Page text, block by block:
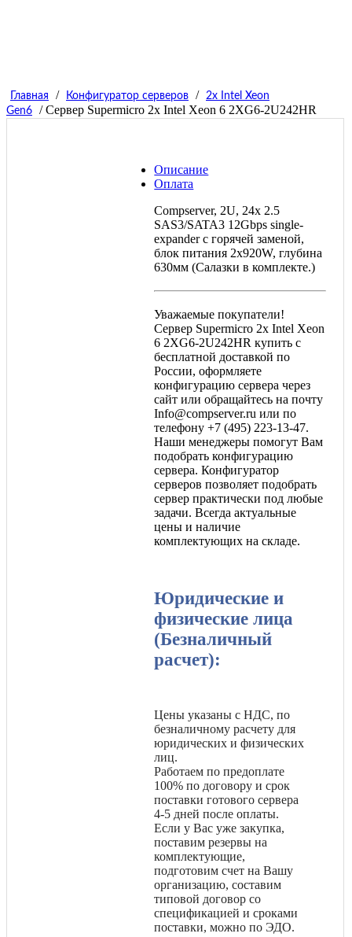
Главная / Конфигуратор серверов /
2x Intel Xeon
Gen6
/ Сервер Supermicro 2x Intel Xeon 6 2XG6-2U242HR
Описание
Оплата
Compserver, 2U, 24x 2.5
SAS3/SATA3 12Gbps single-
expander с горячей заменой,
блок питания 2x920W, глубина
630мм (Салазки в комплекте.)
Уважаемые покупатели!
Сервер Supermicro 2x Intel Xeon
6 2XG6-2U242HR купить с
бесплатной доставкой по
России, оформляете
конфигурацию сервера через
сайт или обращайтесь на почту
Info@compserver.ru или по
телефону +7 (495) 223-13-47.
Наши менеджеры помогут Вам
подобрать конфигурацию
сервера. Конфигуратор
серверов позволяет подобрать
сервер практически под любые
задачи. Всегда актуальные
цены и наличие
комплектующих на складе.
Юридические и
физические лица
(Безналичный
расчет):
Цены указаны с НДС, по
безналичному расчету для
юридических и физических
лиц.
Работаем по предоплате
100% по договору и срок
поставки готового сервера
4-5 дней после оплаты.
Если у Вас уже закупка,
поставим резервы на
комплектующие,
подготовим счет на Вашу
организацию, составим
типовой договор со
спецификацией и сроками
поставки, можно по ЭДО.